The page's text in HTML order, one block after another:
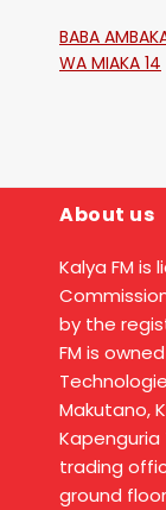
BABA
WA MIAKA 14
About us
Kalya FM
by the
FM is
Makutano,
Kapenguria
trading
ground